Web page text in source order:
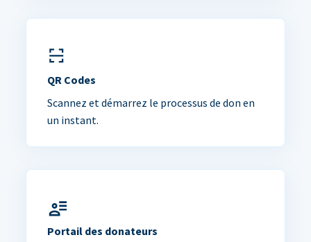
QR Codes
Scannez et démarrez le processus de don en
un instant.
Portail des donateurs